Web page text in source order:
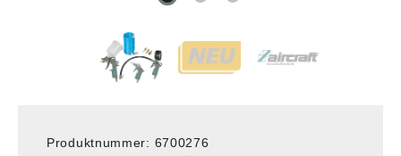
Produktnummer: 6700276